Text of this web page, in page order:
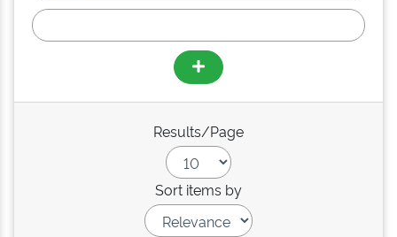
Results/Page
Sort items by